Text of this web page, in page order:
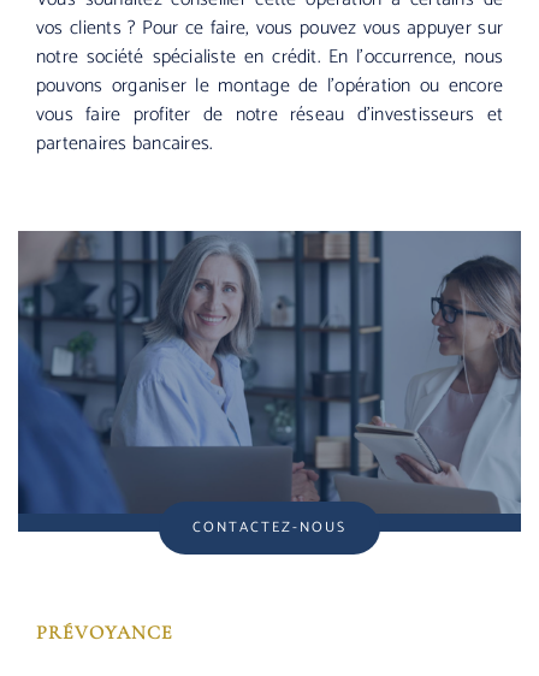
vos clients ? Pour ce faire, vous pouvez vous appuyer sur
notre société spécialiste en crédit. En l’occurrence, nous
pouvons organiser le montage de l’opération ou encore
vous faire profiter de notre réseau d’investisseurs et
partenaires bancaires.
CONTACTEZ-NOUS
PRÉVOYANCE